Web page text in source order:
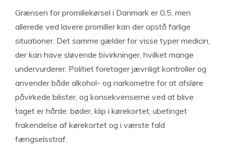
Grænsen for promillekørsel i Danmark er 0,5, men
allerede ved lavere promiller kan der opstå farlige
situationer. Det samme gælder for visse typer medicin,
der kan have sløvende bivirkninger, hvilket mange
undervurderer. Politiet foretager jævnligt kontroller og
anvender både alkohol- og narkometre for at afsløre
påvirkede bilister, og konsekvenserne ved at blive
taget er hårde: bøder, klip i kørekortet, ubetinget
frakendelse af kørekortet og i værste fald
fængselsstraf.